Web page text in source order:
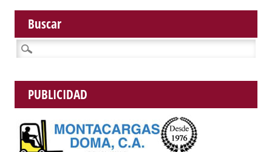
Buscar
Buscar:
PUBLICIDAD